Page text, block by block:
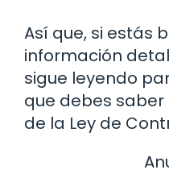
Así que, si estás
información
sigue leyendo
que debes saber
de la Ley de